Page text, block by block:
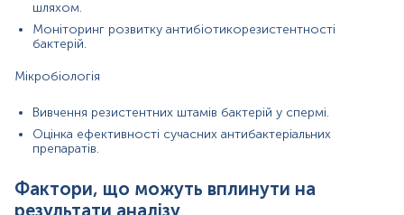
після збору.
Відбір біоматеріалу проводиться до початку або через 14 днів
після закінчення курсу лікування антибактеріальними,
імунобіологічними, протигрибковими, противірусними
препаратами.
За 3 доби перед здачею аналізу утриматись від еякуляції
(сім’явиверження).
Напередодні слід виключити теплові процедури (гарячі ванни,
сауни, лазню), алкоголь і гостру їжу.
шляхом.
Моніторинг розвитку антибіотикорезистентності
бактерій.
Мікробіологія
Вивчення резистентних штамів бактерій у спермі.
Оцінка ефективності сучасних антибактеріальних
препаратів.
Фактори, що можуть вплинути на